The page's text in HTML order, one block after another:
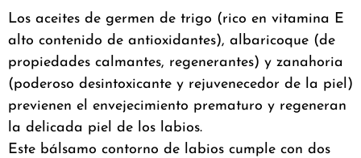
Los aceites de germen de trigo (rico en vitamina E
alto contenido de antioxidantes), albaricoque (de
propiedades calmantes, regenerantes) y zanahoria
(poderoso desintoxicante y rejuvenecedor de la piel)
previenen el envejecimiento prematuro y regeneran
la delicada piel de los labios.
Este bálsamo contorno de labios cumple con dos